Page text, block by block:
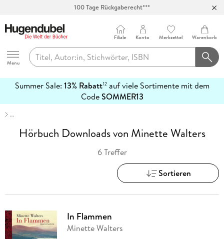
100 Tage Rückgaberecht***
Hugendubel
Menu
Filiale Konto Merkzettel Warenkorb
Summer Sale: 13% Rabatt12auf viele Sortimente mit dem
CodeSOMMER13
erfahren
…
Hörbuch Downloads von Minette Walters
6 Treffer
Sortieren
In Flammen
Minette Walters